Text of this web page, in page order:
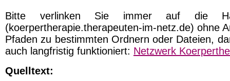
Bitte verlinken Sie immer auf die
(koerpertherapie.therapeuten-im-netz.de) ohne
Pfaden zu bestimmten Ordnern oder Dateien,
auch langfristig funktioniert: Netzwerk
Quelltext: